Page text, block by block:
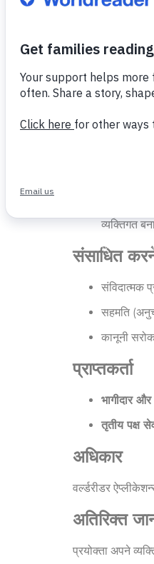
Fundación
08011
SPAIN
उद्देश्‍य
हम आपके
व्‍यक्तिगत
संसाधित
संविदात्मक
सहमति
कानूनी
प्राप्तकर्ता
भागीदार
तृतीय पक्ष
अधिकार
वर्ल्‍डरीडर
अतिरिक्‍त
प्रयोक्‍ता अपने